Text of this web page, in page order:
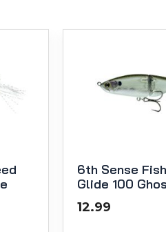
6th Sense
Glide 100
12.99